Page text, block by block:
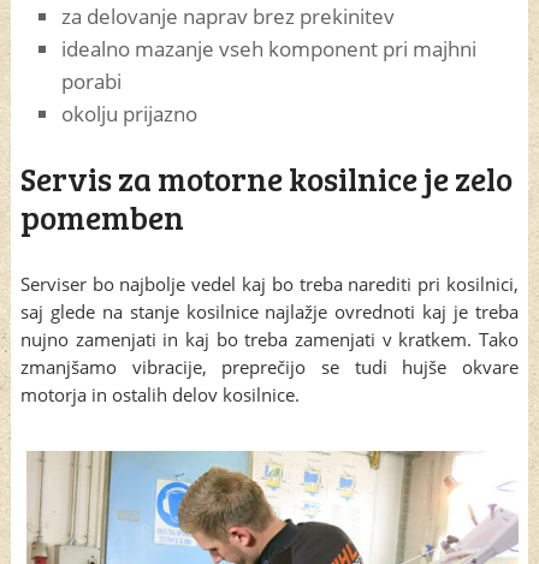
za delovanje naprav brez prekinitev
idealno mazanje vseh komponent pri majhni
porabi
okolju prijazno
Servis za motorne kosilnice je zelo
pomemben
Serviser bo najbolje vedel kaj bo treba narediti pri kosilnici,
saj glede na stanje kosilnice najlažje ovrednoti kaj je treba
nujno zamenjati in kaj bo treba zamenjati v kratkem. Tako
zmanjšamo vibracije, preprečijo se tudi hujše okvare
motorja in ostalih delov kosilnice.